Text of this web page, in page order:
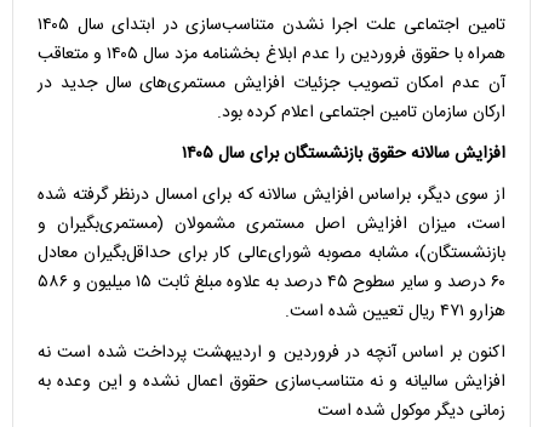
تامین اجتماعی علت اجرا نشدن متناسب‌سازی در ابتدای سال ۱۴۰۵
همراه با حقوق فروردین را عدم ابلاغ بخشنامه مزد سال ۱۴۰۵ و متعاقب
آن عدم امکان تصویب جزئیات افزایش مستمری‌های سال جدید در
ارکان سازمان تامین اجتماعی اعلام کرده بود.
افزایش سالانه حقوق بازنشستگان برای سال ۱۴۰۵
از سوی دیگر، براساس افزایش سالانه که برای امسال درنظر گرفته شده
است، میزان افزایش اصل مستمری مشمولان (مستمری‌بگیران و
بازنشستگان)، مشابه مصوبه شورای‌عالی کار برای حداقل‌بگیران معادل
۶۰ درصد و سایر سطوح ۴۵ درصد به علاوه مبلغ ثابت ۱۵ میلیون و ۵۸۶
هزارو ۴۷۱ ریال تعیین شده است.
اکنون بر اساس آنچه در فروردین و اردیبهشت پرداخت شده است نه
افزایش سالیانه و نه متناسب‌سازی حقوق اعمال نشده و این وعده به
زمانی دیگر موکول شده است